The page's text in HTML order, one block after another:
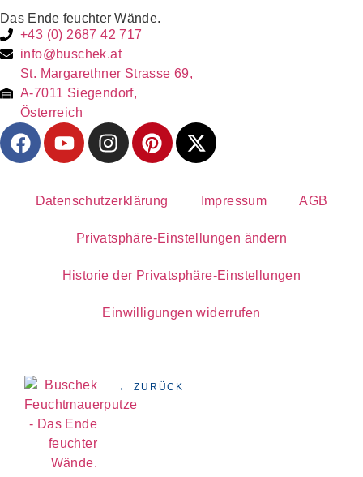
Das Ende feuchter Wände.
+43 (0) 2687 42 717
info@buschek.at
St. Margarethner Strasse 69,
A-7011 Siegendorf,
Österreich
Datenschutzerklärung Impressum AGB
Privatsphäre-Einstellungen ändern
Historie der Privatsphäre-Einstellungen
Einwilligungen widerrufen
← ZURÜCK